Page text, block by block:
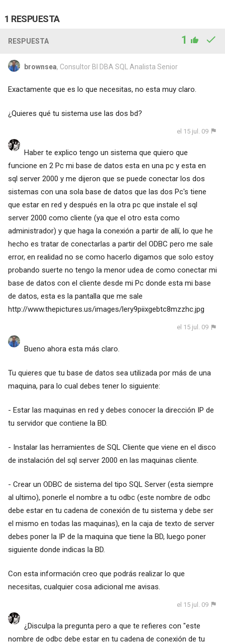
1 RESPUESTA
RESPUESTA 1
brownsea, Consultor BI DBA SQL Analista Senior
Exactamente que es lo que necesitas, no esta muy claro.
¿Quieres qué tu sistema use las dos bd?
el 15 jul. 09
Haber te explico tengo un sistema que quiero que
funcione en 2 Pc mi base de datos esta en una pc y esta en
sql server 2000 y me dijeron que se puede conectar los dos
sistemas con una sola base de datos que las dos Pc's tiene
que estar en red y después en la otra pc que instale el sql
server 2000 como cliente (ya que el otro esta como
administrador) y que haga la conexión a partir de allí, lo que he
hecho es tratar de conectarlas a partir del ODBC pero me sale
error, en realidad no se como hacerlo digamos que solo estoy
probando suerte no tengo la menor udea de como conectar mi
base de datos con el cliente desde mi Pc donde esta mi base
de datos, esta es la pantalla que me sale
http://www.thepictures.us/images/lery9piixgebtc8mzzhc.jpg
el 15 jul. 09
Bueno ahora esta más claro.
Tu quieres que tu base de datos sea utilizada por más de una
maquina, para lo cual debes tener lo siguiente:
- Estar las maquinas en red y debes conocer la dirección IP de
tu servidor que contiene la BD.
- Instalar las herramientes de SQL Cliente que viene en el disco
de instalación del sql server 2000 en las maquinas cliente.
- Crear un ODBC de sistema del tipo SQL Server (esta siempre
al ultimo), ponerle el nombre a tu odbc (este nombre de odbc
debe estar en tu cadena de conexión de tu sistema y debe ser
el mismo en todas las maquinas), en la caja de texto de server
debes poner la IP de la maquina que tiene la BD, luego poner
siguiente donde indicas la BD.
Con esta información creo que podrás realizar lo que
necesitas, cualquier cosa adicional me avisas.
el 15 jul. 09
¿Disculpa la pregunta pero a que te refieres con "este
nombre de odbc debe estar en tu cadena de conexión de tu